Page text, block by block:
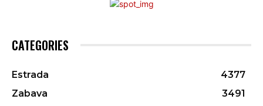
CATEGORIES
Estrada
4377
Zabava
3491